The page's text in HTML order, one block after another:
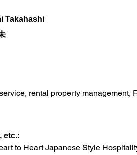
Takahashi
rental property management,
etc.:
to Heart Japanese Style